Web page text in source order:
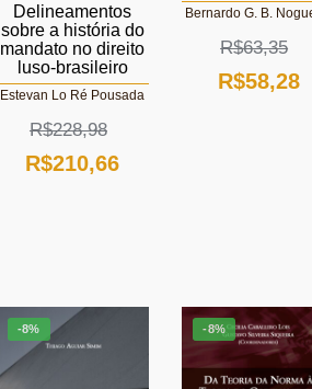
Delineamentos
sobre a história do
mandato no direito
luso-brasileiro
Estevan Lo Ré Pousada
R$228,98
O
R$228,98.
R$210,66O
R$210,66.
Bernardo G. B.
R$63,35
O
R$58,28O
-8% -8%